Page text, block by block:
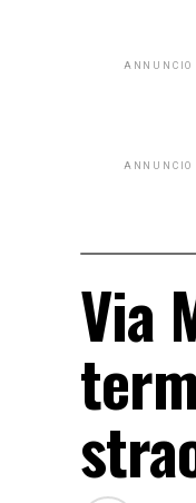
ANNUNCIO
ANNUNCIO
Via